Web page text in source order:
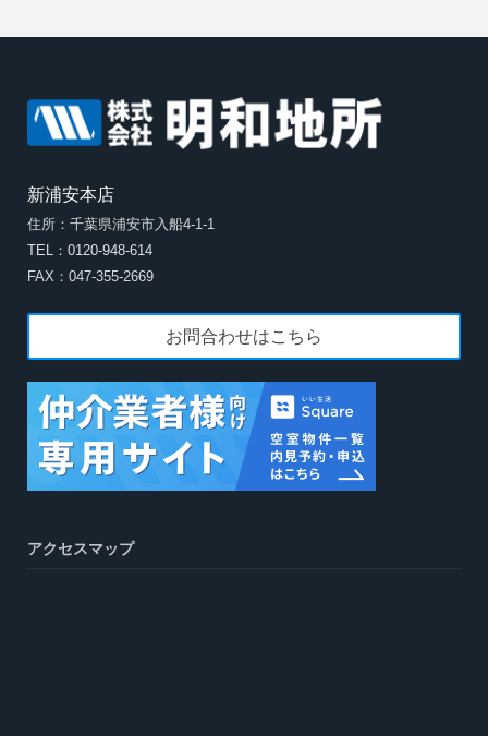
新浦安本店
住所：千葉県浦安市入船4-1-1
TEL：0120-948-614
FAX：047-355-2669
お問合わせはこちら
アクセスマップ